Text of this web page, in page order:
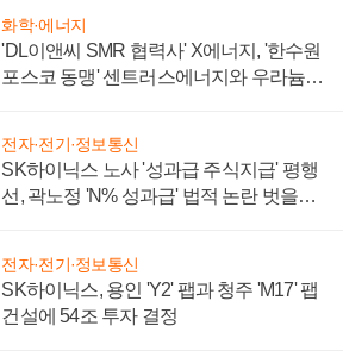
화학·에너지
'DL이앤씨 SMR 협력사' X에너지, '한수원
포스코 동맹' 센트러스에너지와 우라늄
전자·전기·정보통신
SK하이닉스 노사 '성과급 주식지급' 평행
선, 곽노정 'N% 성과급' 법적 논란 벗을지
전자·전기·정보통신
SK하이닉스, 용인 'Y2' 팹과 청주 'M17' 팹
건설에 54조 투자 결정